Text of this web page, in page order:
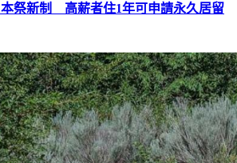
祭新制 高薪者住1年可申請永久居留